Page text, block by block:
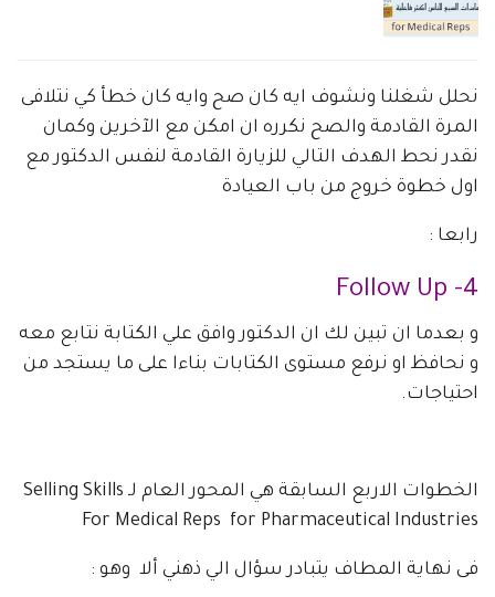
نحلل شغلنا ونشوف ايه كان صح وايه كان خطأ كي نتلافى
المرة القادمة والصح نكرره ان امكن مع الآخرين وكمان
نقدر نحط الهدف التالي للزيارة القادمة لنفس الدكتور مع
اول خطوة خروج من باب العيادة
رابعا :
4- Follow Up
و بعدما ان تبين لك ان الدكتور وافق علي الكتابة نتابع معه
و نحافظ او نرفع مستوى الكتابات بناءا على ما يستجد من
احتياجات.
الخطوات الاربع السابقة هي المحور العام لـ Selling Skills
For Medical Reps for Pharmaceutical Industries
فى نهاية المطاف يتبادر سؤال الي ذهني ألا وهو :